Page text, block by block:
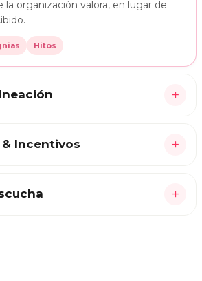
la organización valora, en lugar de
Hitos
+
Incentivos +
+